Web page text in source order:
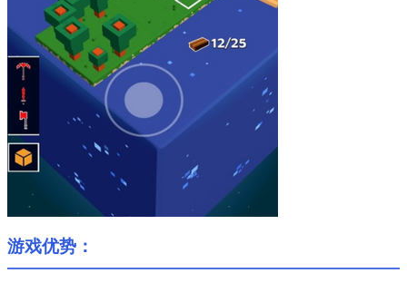
游戏优势：